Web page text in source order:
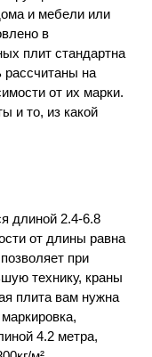
и мебели или
в
плит стандартна
рассчитаны на
от их марки.
и то, из какой
длиной 2.4-6.8
от длины равна
при
технику, краны
плита вам нужна
4.2 метра,